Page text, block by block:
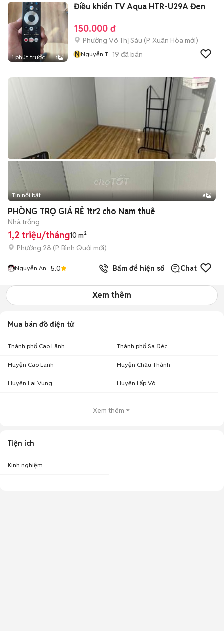
1 phút trước 1
Điều khiển TV Aqua HTR-U29A Đen
150.000 đ
Phường Võ Thị Sáu (P. Xuân Hòa mới)
NNguyễn T 19 đã bán
+2
Tin nổi bật 8
PHÒNG TRỌ GIÁ RẺ 1tr2 cho Nam thuê
Nhà trống
1,2 triệu/tháng10 m²
Phường 28 (P. Bình Quới mới)
Nguyễn An 5.0 Bấm để hiện số Chat
Xem thêm
Mua bán đồ điện tử
Thành phố Cao Lãnh Thành phố Sa Đéc
Huyện Cao Lãnh Huyện Châu Thành
Huyện Lai Vung Huyện Lấp Vò
Xem thêm
Tiện ích
Kinh nghiệm